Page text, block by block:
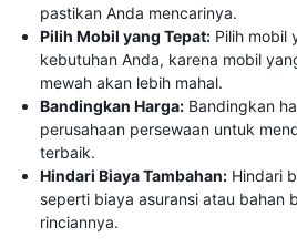
pastikan Anda mencarinya.
Pilih Mobil yang Tepat: Pilih mobil
kebutuhan Anda, karena mobil
mewah akan lebih mahal.
Bandingkan Harga: Bandingkan
perusahaan persewaan untuk
terbaik.
Hindari Biaya Tambahan: Hindari
seperti biaya asuransi atau bahan
rinciannya.